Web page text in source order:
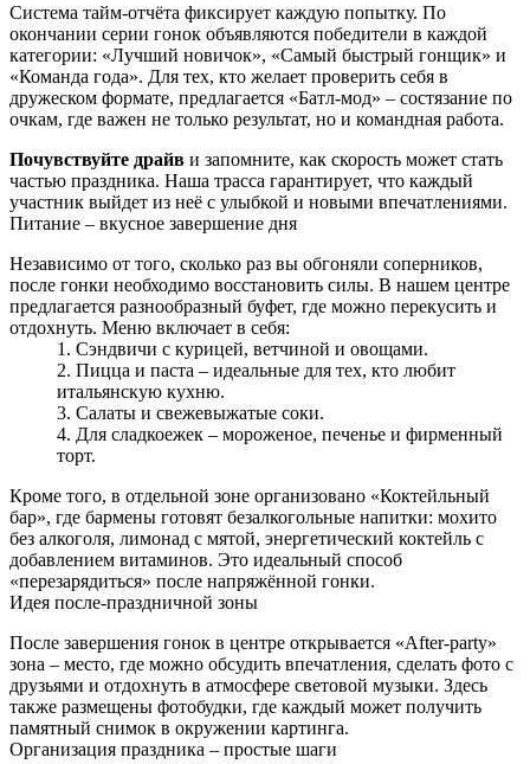
Система тайм-отчёта фиксирует каждую попытку. По
окончании серии гонок объявляются победители в каждой
категории: «Лучший новичок», «Самый быстрый гонщик» и
«Команда года». Для тех, кто желает проверить себя в
дружеском формате, предлагается «Батл‑мод» – состязание по
очкам, где важен не только результат, но и командная работа.
Почувствуйте драйв и запомните, как скорость может стать
частью праздника. Наша трасса гарантирует, что каждый
участник выйдет из неё с улыбкой и новыми впечатлениями.
Питание – вкусное завершение дня
Независимо от того, сколько раз вы обгоняли соперников,
после гонки необходимо восстановить силы. В нашем центре
предлагается разнообразный буфет, где можно перекусить и
отдохнуть. Меню включает в себя:
Сэндвичи с курицей, ветчиной и овощами.
Пицца и паста – идеальные для тех, кто любит
итальянскую кухню.
Салаты и свежевыжатые соки.
Для сладкоежек – мороженое, печенье и фирменный
торт.
Кроме того, в отдельной зоне организовано «Коктейльный
бар», где бармены готовят безалкогольные напитки: мохито
без алкоголя, лимонад с мятой, энергетический коктейль с
добавлением витаминов. Это идеальный способ
«перезарядиться» после напряжённой гонки.
Идея после‑праздничной зоны
После завершения гонок в центре открывается «After‑party»
зона – место, где можно обсудить впечатления, сделать фото с
друзьями и отдохнуть в атмосфере световой музыки. Здесь
также размещены фотобудки, где каждый может получить
памятный снимок в окружении картинга.
Организация праздника – простые шаги